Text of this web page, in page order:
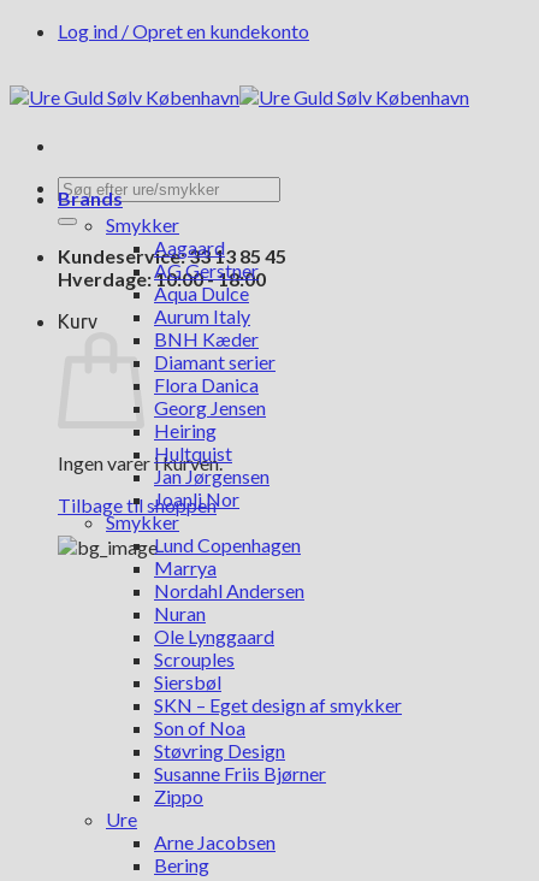
FortsætLog ind / Opret en kundekonto
Søg
efter:
Kundeservice: 33 13 85 45
Hverdage: 10:00 - 18:00
Kurv
Ingen varer i kurven.
Tilbage til shoppen
Brands
Smykker
Aagaard
AG Gerstner
Aqua Dulce
Aurum Italy
BNH Kæder
Diamant serier
Flora Danica
Georg Jensen
Heiring
Hultquist
Jan Jørgensen
Joanli Nor
Smykker
Lund Copenhagen
Marrya
Nordahl Andersen
Nuran
Ole Lynggaard
Scrouples
Siersbøl
SKN – Eget design af smykker
Son of Noa
Støvring Design
Susanne Friis Bjørner
Zippo
Ure
Arne Jacobsen
Bering